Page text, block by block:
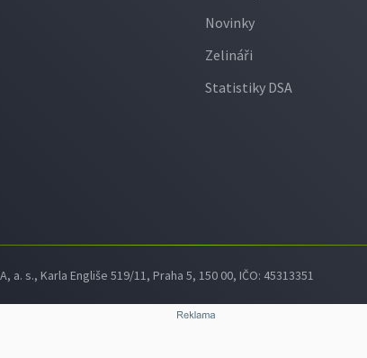
Novinky
Zelináři
Statistiky DSA
s., Karla Engliše 519/11, Praha 5, 150 00, IČO: 45313351